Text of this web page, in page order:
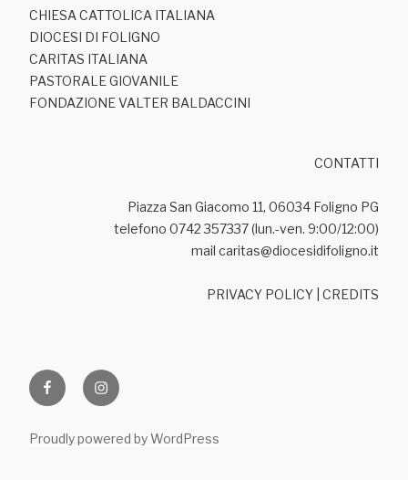
CHIESA CATTOLICA ITALIANA
DIOCESI DI FOLIGNO
CARITAS ITALIANA
PASTORALE GIOVANILE
FONDAZIONE VALTER BALDACCINI
CONTATTI
Piazza San Giacomo 11, 06034 Foligno PG
telefono 0742 357337 (lun.-ven. 9:00/12:00)
mail caritas@diocesidifoligno.it
PRIVACY POLICY CREDITS
Facebook
Ig
Proudly powered by WordPress